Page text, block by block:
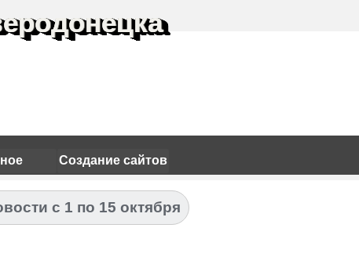
Создание сайтов
с 1 по 15 октября